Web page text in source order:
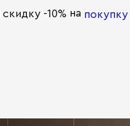
скидку -10% на покупку